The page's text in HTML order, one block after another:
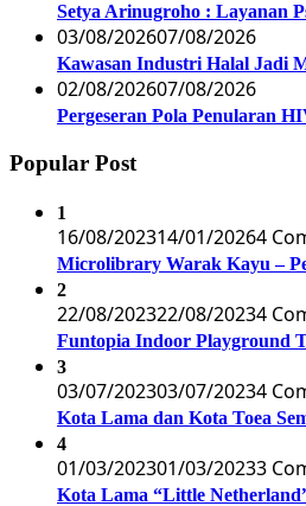
Setya Arinugroho : Layanan
03/08/202607/08/2026
Kawasan Industri Halal Jadi
02/08/202607/08/2026
Pergeseran Pola Penularan
Popular Post
1
16/08/202314/01/20264
Microlibrary Warak Kayu –
2
22/08/202322/08/20234
Funtopia Indoor Playground
3
03/07/202303/07/20234
Kota Lama dan Kota Toea
4
01/03/202301/03/20233
Kota Lama “Little